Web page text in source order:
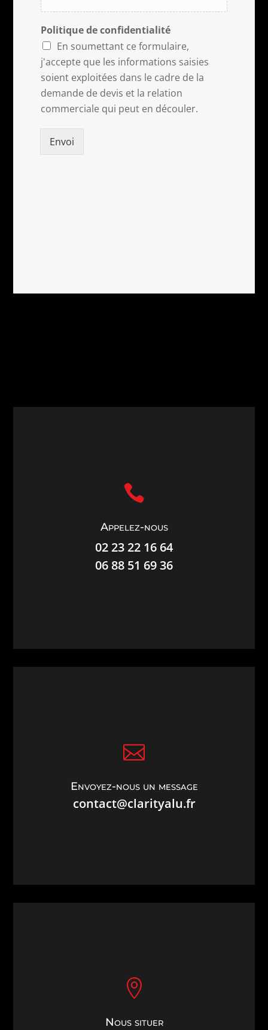
Politique de confidentialité
En soumettant ce formulaire,
j'accepte que les informations saisies
soient exploitées dans le cadre de la
demande de devis et la relation
commerciale qui peut en découler.
Envoi

Appelez-nous
02 23 22 16 64
06 88 51 69 36

Envoyez-nous un message
contact@clarityalu.fr

Nous situer